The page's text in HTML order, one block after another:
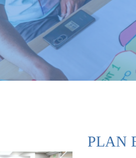
PLAN